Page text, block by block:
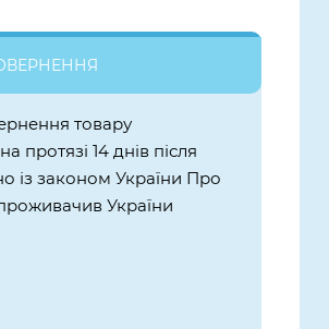
товару
протязі 14 днів після
із законом України Про
України